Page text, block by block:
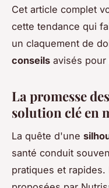
Cet article complet
cette tendance qui
un claquement de
conseils avisés pour
La promesse
solution clé en
La quête d'une
santé conduit
pratiques et rapides.